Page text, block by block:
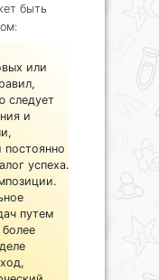
быть
или
следует
и
постоянно
успеха.
путем